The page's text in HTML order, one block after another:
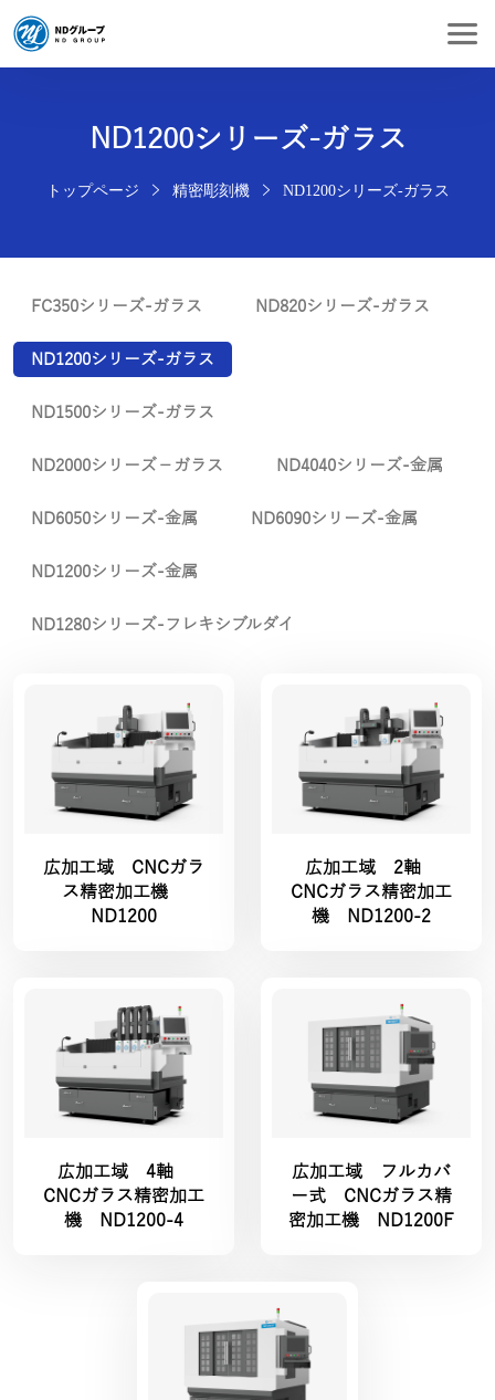
ND1200シリーズ-ガラス
トップページ 精密彫刻機 ND1200シリーズ-ガラス
FC350シリーズ-ガラス ND820シリーズ-ガラス
ND1200シリーズ-ガラス
ND1500シリーズ-ガラス
ND2000シリーズ－ガラス ND4040シリーズ-金属
ND6050シリーズ-金属 ND6090シリーズ-金属
ND1200シリーズ-金属
ND1280シリーズ-フレキシブルダイ
広加工域 CNCガラ
ス精密加工機
ND1200
広加工域 2軸
CNCガラス精密加工
機 ND1200-2
広加工域 4軸
CNCガラス精密加工
機 ND1200-4
広加工域 フルカバ
ー式 CNCガラス精
密加工機 ND1200F